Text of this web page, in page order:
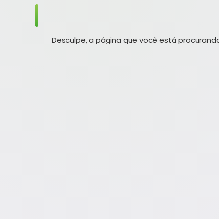
Desculpe, a página que você está